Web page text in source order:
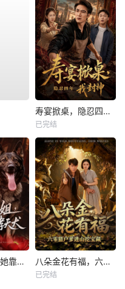
寿宴掀桌，隐忍四年我封神
已完结
别惹大小姐，她靠山是哮天犬 八朵金花有福，六零猎户爹进山挖宝藏
已完结